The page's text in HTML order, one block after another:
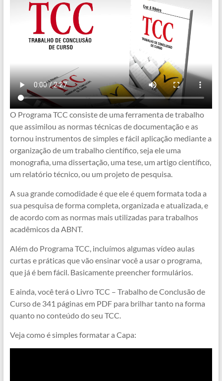
O Programa TCC consiste de uma ferramenta de trabalho
que assimilou as normas técnicas de documentação e as
tornou instrumentos de simples e fácil aplicação mediante a
organização de um trabalho científico, seja ele uma
monografia, uma dissertação, uma tese, um artigo científico,
um relatório técnico, ou um projeto de pesquisa.
A sua grande comodidade é que ele é quem formata toda a
sua pesquisa de forma completa, organizada e atualizada, e
de acordo com as normas mais utilizadas para trabalhos
acadêmicos da ABNT.
Além do Programa TCC, incluímos algumas vídeo aulas
curtas e práticas que vão ensinar você a usar o programa,
que já é bem fácil. Basicamente preencher formulários.
E ainda, você terá o Livro TCC – Trabalho de Conclusão de
Curso de 341 páginas em PDF para brilhar tanto na forma
quanto no conteúdo do seu TCC.
Veja como é simples formatar a Capa: